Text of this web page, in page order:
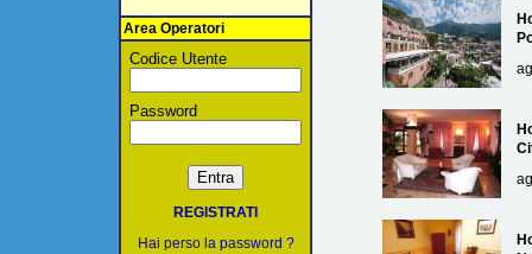
Area Operatori
Codice Utente
Password
REGISTRATI
Hai perso la password ?